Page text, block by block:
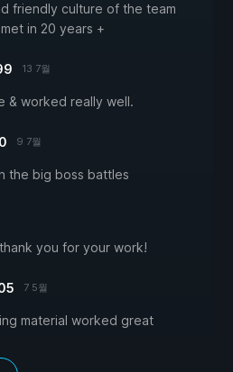
friendly culture of the team
in 20 years +
13 7월
& worked really well.
9 7월
the big boss battles
you for your work!
7 5월
material worked great